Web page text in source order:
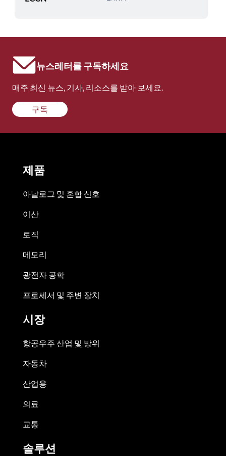
뉴스레터를 구독하세요
매주 최신 뉴스, 기사, 리소스를 받아 보세요.
구독
제품
아날로그 및 혼합 신호
이산
로직
메모리
광전자 공학
프로세서 및 주변 장치
시장
항공우주 산업 및 방위
자동차
산업용
의료
교통
솔루션